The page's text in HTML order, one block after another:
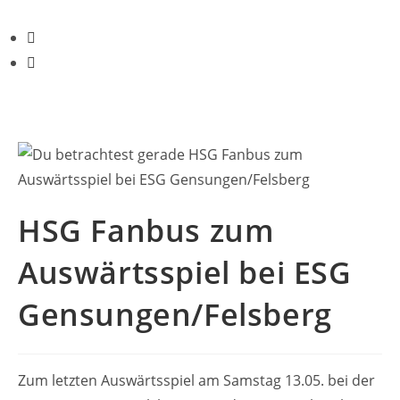
HSG Fanbus zum
Auswärtsspiel bei ESG
Gensungen/Felsberg
Zum letzten Auswärtsspiel am Samstag 13.05. bei der